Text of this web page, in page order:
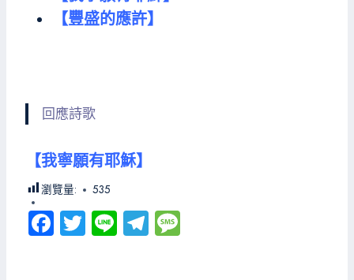
【豐盛的應許】
回應詩歌
【我寧願有耶穌】
瀏覽量: 535
Fa
ce
T
wi
Li
ne
Te
le